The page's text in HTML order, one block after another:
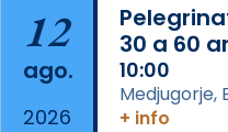
Foto
View on Facebook ·
12
ago.
2026
30 a 60
10:00
Medjugorje,
+ info